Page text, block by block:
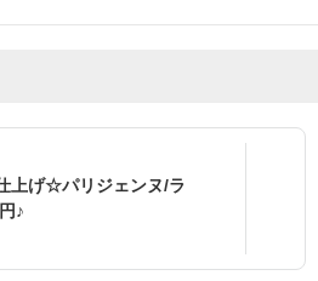
上げ☆パリジェンヌ/ラ
♪